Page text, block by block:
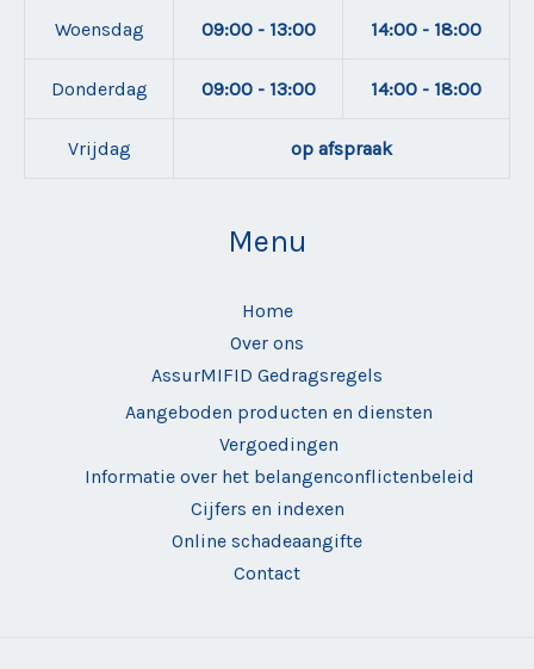
Woensdag 09:00 - 13:00 14:00 - 18:00
Donderdag 09:00 - 13:00 14:00 - 18:00
Vrijdag op afspraak
Menu
Home
Over ons
AssurMIFID Gedragsregels
Aangeboden producten en diensten
Vergoedingen
Informatie over het belangenconflictenbeleid
Cijfers en indexen
Online schadeaangifte
Contact